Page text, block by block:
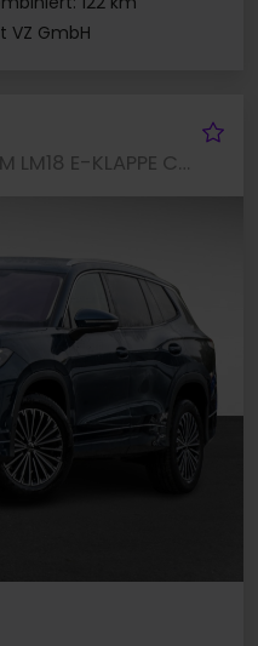
VZ GmbH
Tayron 1.5 HYBRID LIFE CAM LM18 E-KLAPPE CARPLAY